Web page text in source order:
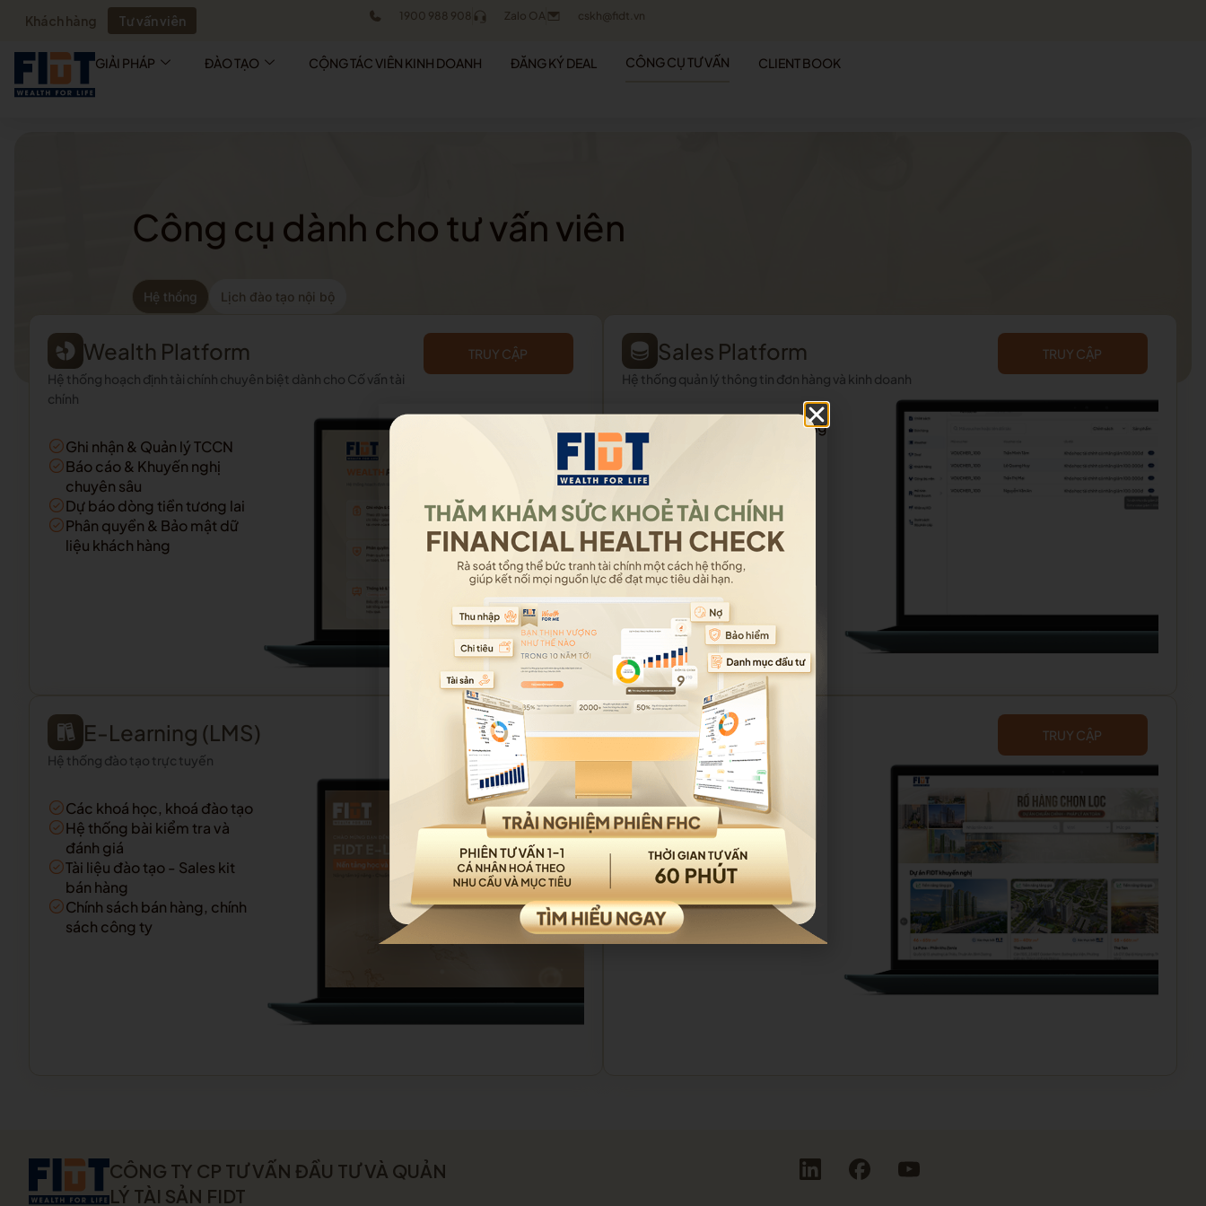
Khách hàng Tư vấn viên 1900 988 908 Zalo OA cskh@fidt.vn
GIẢI PHÁP ĐÀO TẠO CỘNG TÁC VIÊN KINH DOANH ĐĂNG KÝ DEAL CÔNG CỤ TƯ VẤN CLIENT BOOK
Công cụ dành cho tư vấn viên
Hệ thống Lịch đào tạo nội bộ
Wealth Platform
Hệ thống hoạch định tài chính chuyên biệt dành cho Cố vấn tài
chính
TRUY CẬP
Ghi nhận & Quản lý TCCN
Báo cáo & Khuyến nghị
chuyên sâu
Dự báo dòng tiền tương lai
Phân quyền & Bảo mật dữ
liệu khách hàng
Sales Platform
Hệ thống quản lý thông tin đơn hàng và kinh doanh
TRUY CẬP
Theo dõi thông tin đơn hàng
Quản lý mã giới thiệu
Theo dõi hoa hồng
E-Learning (LMS)
Hệ thống đào tạo trực tuyến
TRUY CẬP
Các khoá học, khoá đào tạo
Hệ thống bài kiểm tra và
đánh giá
Tài liệu đào tạo - Sales kit
bán hàng
Chính sách bán hàng, chính
sách công ty
MyWealth TRUY CẬP
Rổ hàng chọn lọc
Dự án chuẩn chỉnh
Pháp lý an toàn
CÔNG TY CP TƯ VẤN ĐẦU TƯ VÀ QUẢN
LÝ TÀI SẢN FIDT